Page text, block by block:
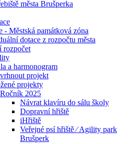
města Brušperka
- Městská památková zóna
dotace z rozpočtu města
rozpočet
a harmonogram
projekt
projekty
Ročník 2025
Návrat klavíru do sálu školy
Dopravní hřiště
iHřiště
Veřejné psí hřiště ⁄ Agility park
Brušperk